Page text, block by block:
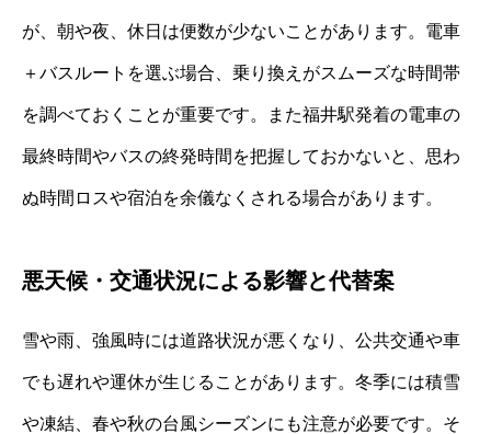
が、朝や夜、休日は便数が少ないことがあります。電車
＋バスルートを選ぶ場合、乗り換えがスムーズな時間帯
を調べておくことが重要です。また福井駅発着の電車の
最終時間やバスの終発時間を把握しておかないと、思わ
ぬ時間ロスや宿泊を余儀なくされる場合があります。
悪天候・交通状況による影響と代替案
雪や雨、強風時には道路状況が悪くなり、公共交通や車
でも遅れや運休が生じることがあります。冬季には積雪
や凍結、春や秋の台風シーズンにも注意が必要です。そ